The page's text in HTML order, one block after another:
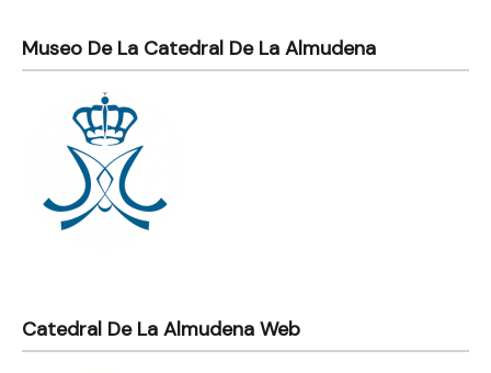
Museo De La Catedral De La Almudena
Catedral De La Almudena Web